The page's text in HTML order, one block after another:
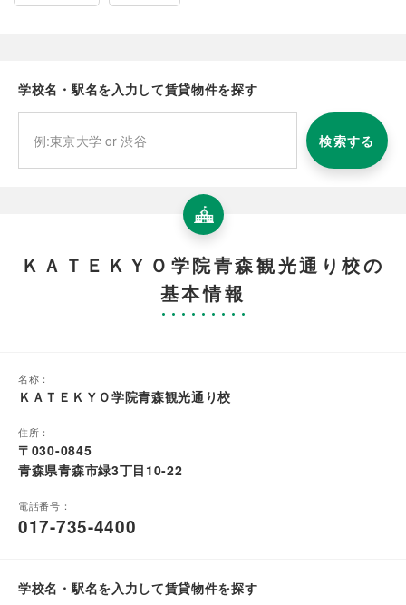
学校名・駅名を入力して賃貸物件を探す
検索する
ＫＡＴＥＫＹＯ学院青森観光通り校の
基本情報
名称：
ＫＡＴＥＫＹＯ学院青森観光通り校
住所：
〒030-0845
青森県青森市緑3丁目10-22
電話番号：
017-735-4400
学校名・駅名を入力して賃貸物件を探す